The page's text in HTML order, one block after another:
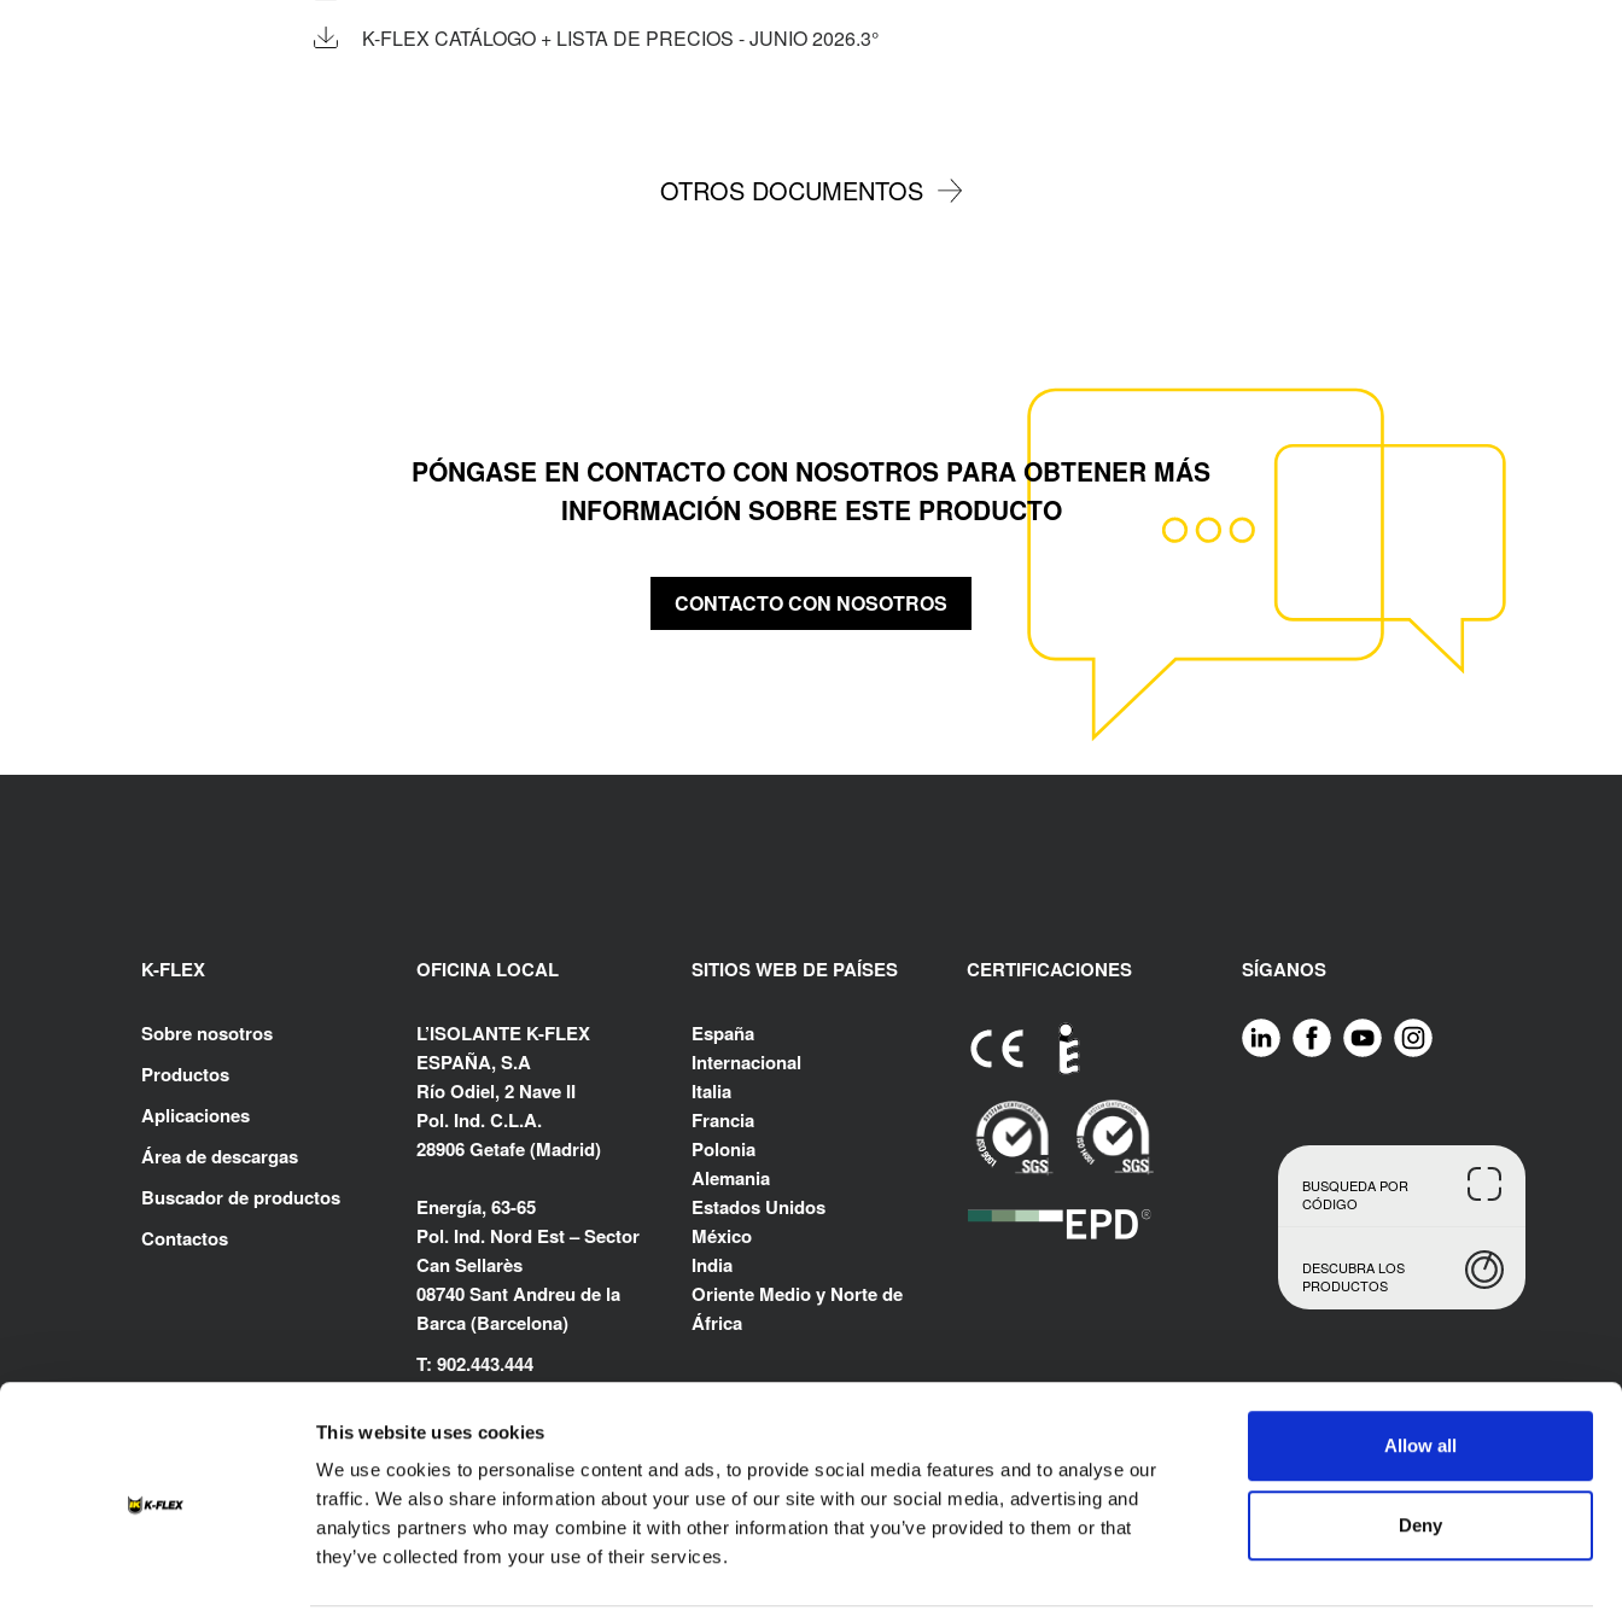
This website uses cookies
We use cookies to personalise content and ads, to provide social media features and to analyse our
traffic. We also share information about your use of our site with our social media, advertising and
analytics partners who may combine it with other information that you’ve provided to them or that
they’ve collected from your use of their services.
Allow all
Deny
BUSQUEDA POR
CÓDIGO
DESCUBRA LOS
PRODUCTOS
K-FLEX CATÁLOGO + LISTA DE PRECIOS - JUNIO 2026.3°
OTROS DOCUMENTOS
PÓNGASE EN CONTACTO CON NOSOTROS PARA OBTENER MÁS
INFORMACIÓN SOBRE ESTE PRODUCTO
CONTACTO CON NOSOTROS
K-FLEX
Sobre nosotros
Productos
Aplicaciones
Área de descargas
Buscador de productos
Contactos
OFICINA LOCAL
L’ISOLANTE K-FLEX
ESPAÑA, S.A
Río Odiel, 2 Nave II
Pol. Ind. C.L.A.
28906 Getafe (Madrid)
Energía, 63-65
Pol. Ind. Nord Est – Sector
Can Sellarès
08740 Sant Andreu de la
Barca (Barcelona)
T: 902.443.444
www.kflex.com
SITIOS WEB DE PAÍSES
España
Internacional
Italia
Francia
Polonia
Alemania
Estados Unidos
México
India
Oriente Medio y Norte de
África
CERTIFICACIONES SÍGANOS